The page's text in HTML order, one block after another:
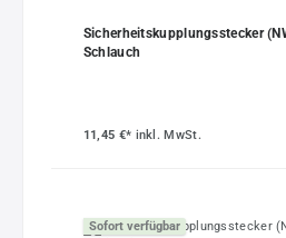
Sicherheitskupplungsstecker
Schlauch
11,45 €* inkl. MwSt.
Sofort verfügbar